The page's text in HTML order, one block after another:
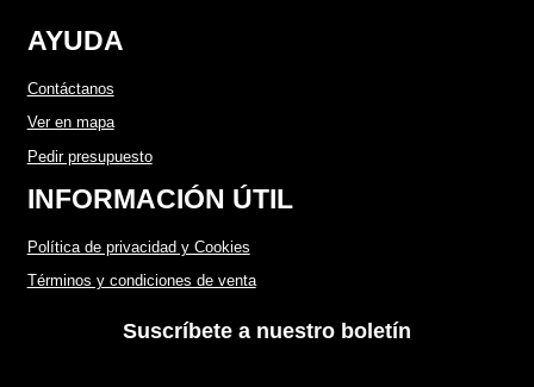
AYUDA
Contáctanos
Ver en mapa
Pedir presupuesto
INFORMACIÓN ÚTIL
Política de privacidad y Cookies
Términos y condiciones de venta
Suscríbete a nuestro boletín